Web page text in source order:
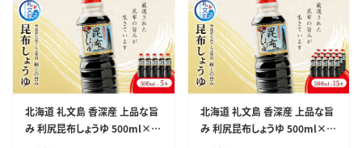
北海道 礼文島 香深産 上品な旨
み 利尻昆布しょうゆ 500ml×5
本［香深漁業協同組合］【 醤油 し
北海道 礼文島 香深産 上品な旨
み 利尻昆布しょうゆ 500ml×1
5本［香深漁業協同組合］【 醤油